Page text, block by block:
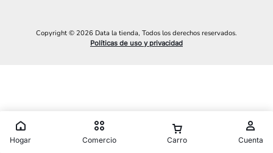
Copyright © 2026 Data la tienda, Todos los derechos reservados.
Políticas de uso y privacidad
Hogar Comercio Carro Cuenta